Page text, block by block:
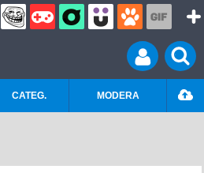
CATEG. MODERA